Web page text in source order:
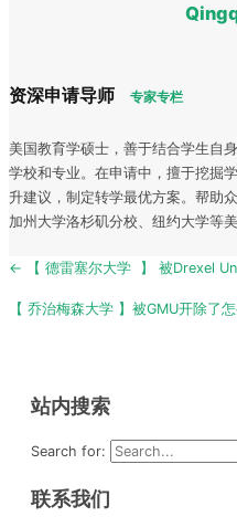
资深申请导师 专家专栏
美国教育学硕士，善于结合学生自
学校和专业。在申请中，擅于挖掘
升建议，制定转学最优方案。帮助
加州大学洛杉矶分校、纽约大学等美
Post
← 【 德雷塞尔大学 】 被Drexel
【 乔治梅森大学 】被GMU开除了
站内搜索
Search for:
联系我们